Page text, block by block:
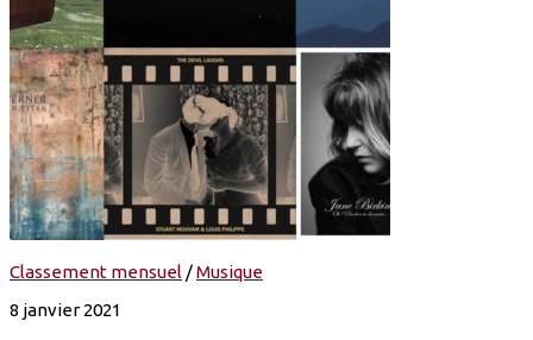
Classement mensuel /Musique
8 janvier 2021